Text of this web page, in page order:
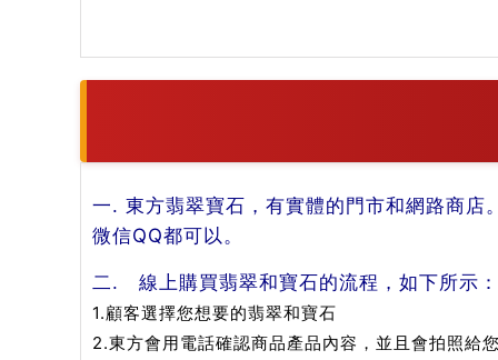
一. 東方翡翠寶石，有實體的門市和網路商
微信QQ都可以。
二. 線上購買翡翠和寶石的流程，如下所示：
1.顧客選擇您想要的翡翠和寶石
2.東方會用電話確認商品產品內容，並且會拍照給